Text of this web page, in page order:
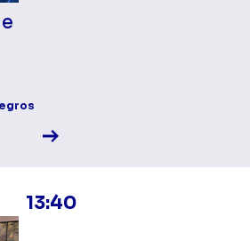
Voir la fiche diffusion
13:40